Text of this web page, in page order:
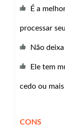
É a
processar
Não
Ele tem
cedo ou
CONS